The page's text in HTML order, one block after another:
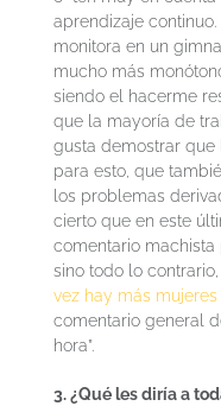
aprendizaje
monitora en un
mucho más
siendo el hacerme
que la mayoría de
gusta demostrar que
para esto, que
los problemas
cierto que en este
comentario
sino todo lo
vez hay más
comentario general
hora”.
3. ¿Qué les diría a